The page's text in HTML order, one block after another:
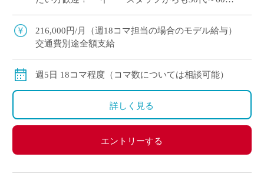
・探求型学習やSDGsへの取り組 […]
216,000円/月（週18コマ担当の場合のモデル給与）
交通費別途全額支給
週5日 18コマ程度（コマ数については相談可能）
詳しく見る
エントリーする